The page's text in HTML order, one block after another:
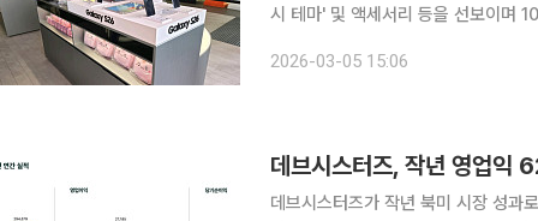
시 테마' 및 액세서리 등을 선보이며
기능이다. 삼성전자는 '원신', '배
2026-03-05 15:06
데브시스터즈, 작년 영업
데브시스터즈가 작년 북미 시장 성과